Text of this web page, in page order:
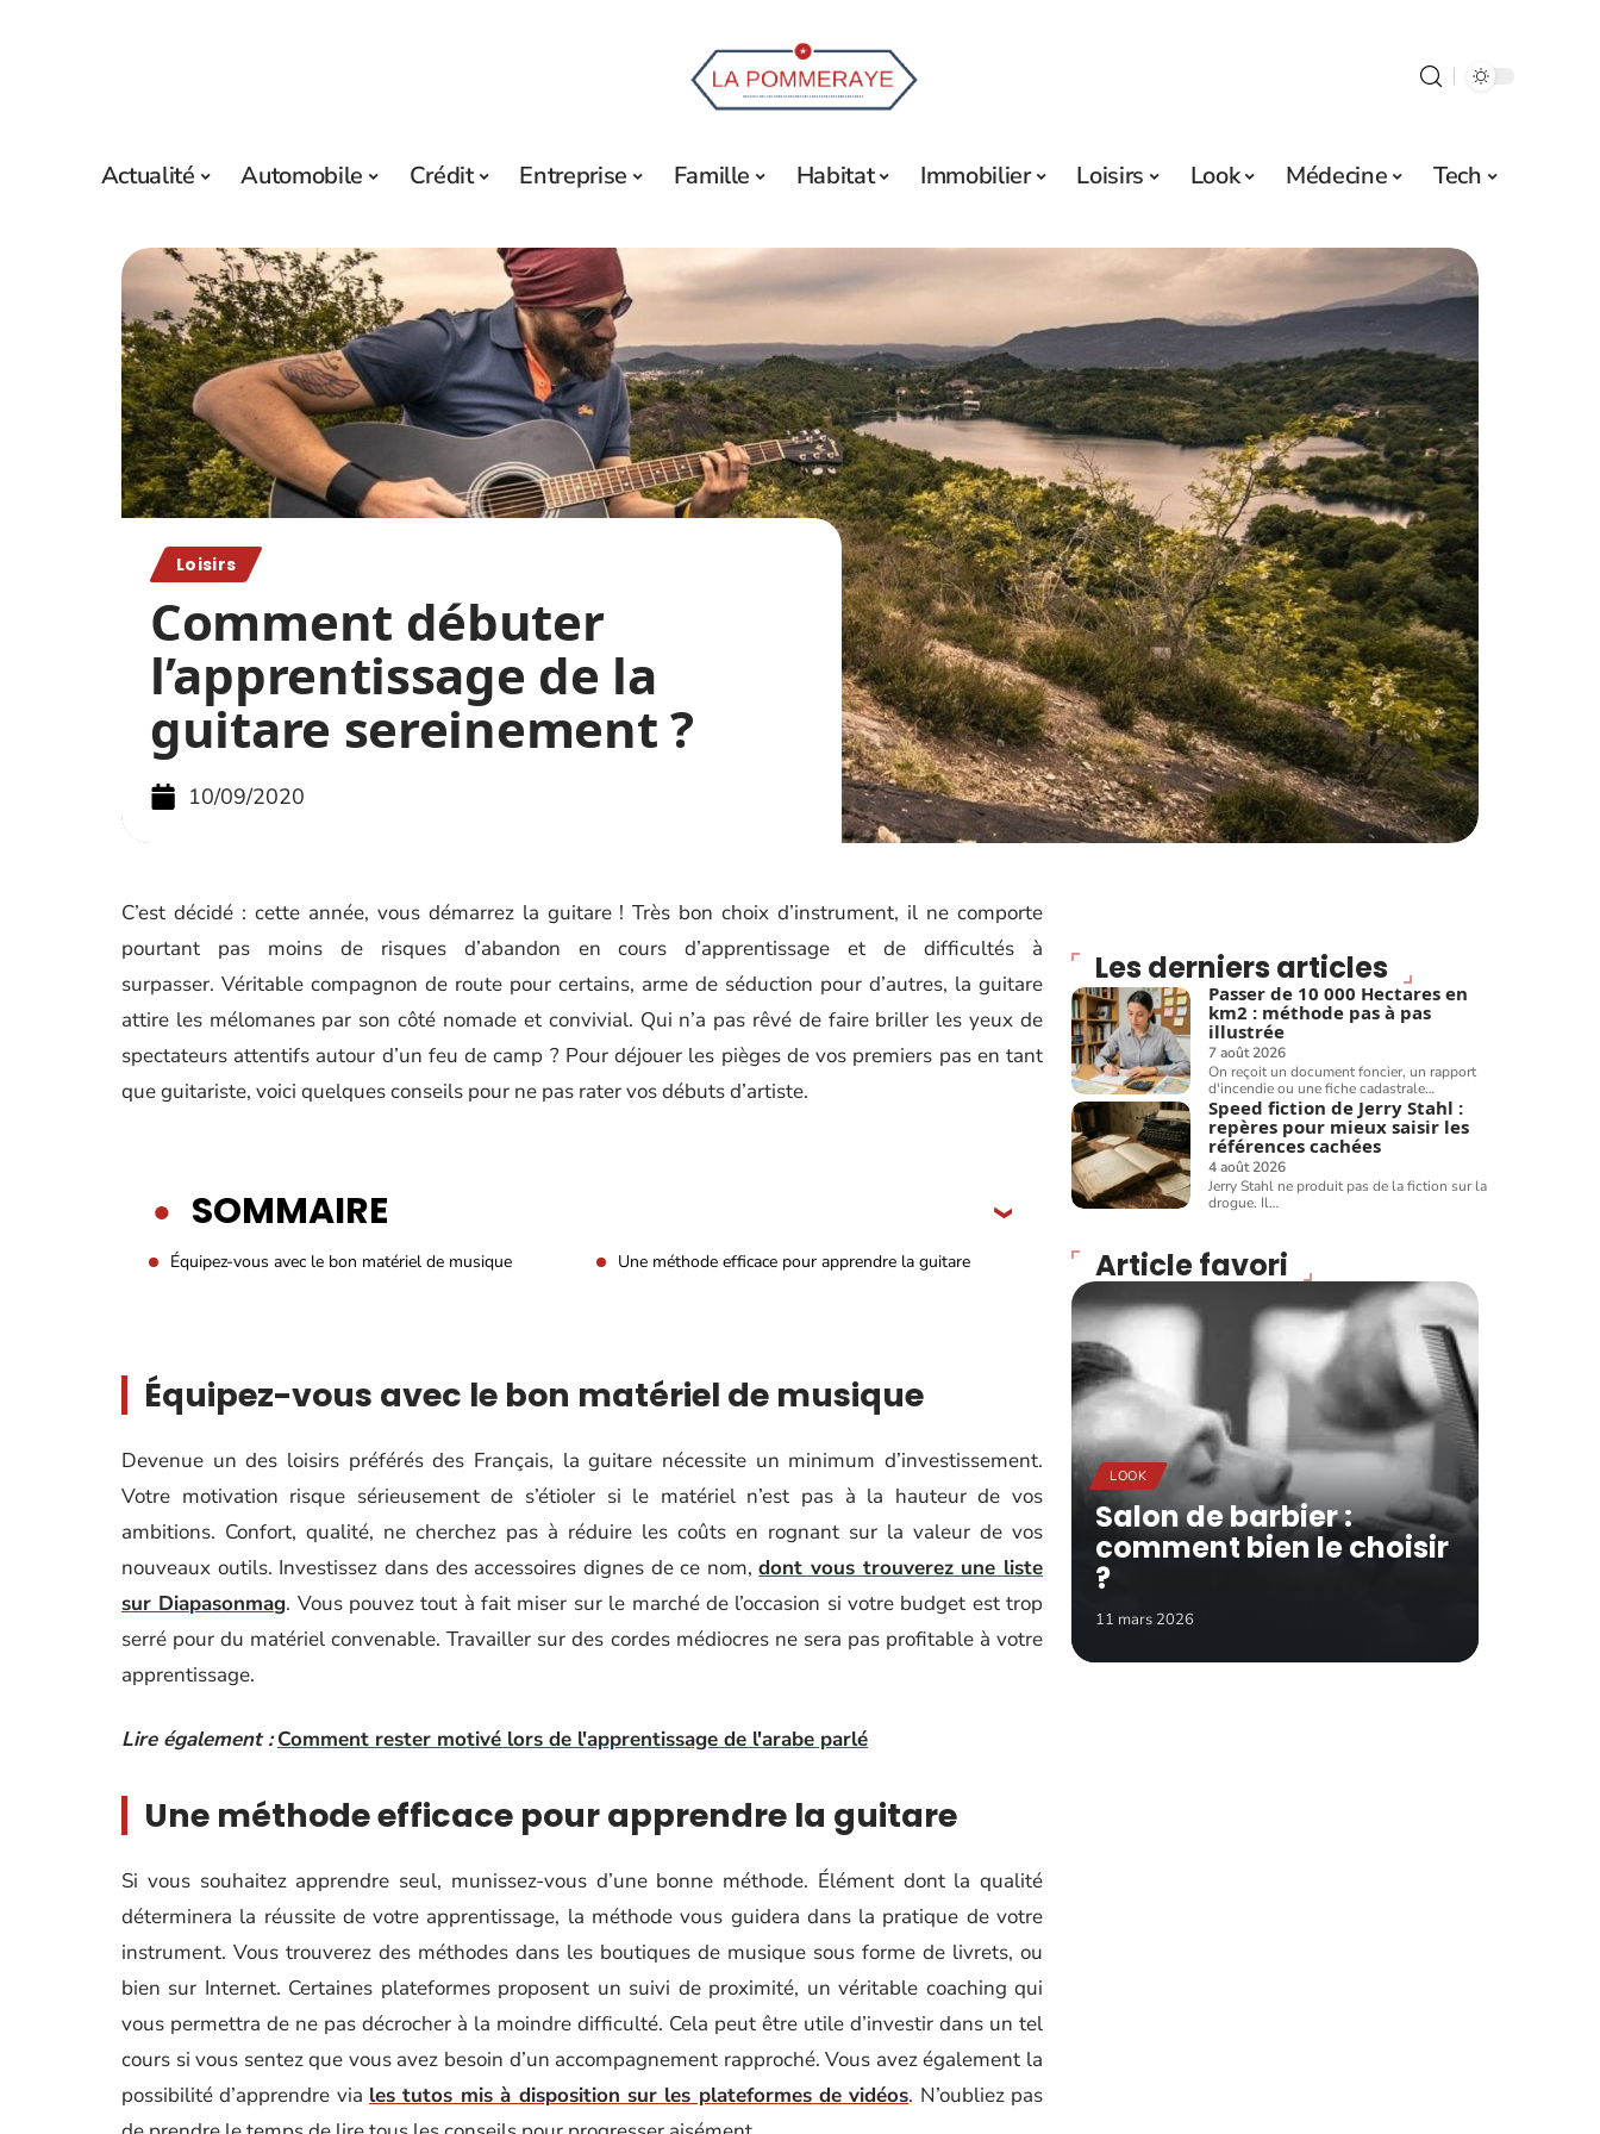
Actualité Automobile Crédit Entreprise Famille Habitat Immobilier Loisirs Look Médecine Tech
Loisirs
Comment débuter
l’apprentissage de la
guitare sereinement ?
10/09/2020
C’est décidé : cette année, vous démarrez la guitare ! Très bon choix d’instrument, il ne comporte
pourtant pas moins de risques d’abandon en cours d’apprentissage et de difficultés à
surpasser. Véritable compagnon de route pour certains, arme de séduction pour d’autres, la guitare
attire les mélomanes par son côté nomade et convivial. Qui n’a pas rêvé de faire briller les yeux de
spectateurs attentifs autour d’un feu de camp ? Pour déjouer les pièges de vos premiers pas en tant
que guitariste, voici quelques conseils pour ne pas rater vos débuts d’artiste.
SOMMAIRE
Équipez-vous avec le bon matériel de musique Une méthode efficace pour apprendre la guitare
Équipez-vous avec le bon matériel de musique
Devenue un des loisirs préférés des Français, la guitare nécessite un minimum d’investissement.
Votre motivation risque sérieusement de s’étioler si le matériel n’est pas à la hauteur de vos
ambitions. Confort, qualité, ne cherchez pas à réduire les coûts en rognant sur la valeur de vos
nouveaux outils. Investissez dans des accessoires dignes de ce nom,dont vous trouverez une liste
sur Diapasonmag. Vous pouvez tout à fait miser sur le marché de l’occasion si votre budget est trop
serré pour du matériel convenable. Travailler sur des cordes médiocres ne sera pas profitable à votre
apprentissage.
Lire également : Comment rester motivé lors de l'apprentissage de l'arabe parlé
Une méthode efficace pour apprendre la guitare
Si vous souhaitez apprendre seul, munissez-vous d’une bonne méthode. Élément dont la qualité
déterminera la réussite de votre apprentissage, la méthode vous guidera dans la pratique de votre
instrument. Vous trouverez des méthodes dans les boutiques de musique sous forme de livrets, ou
bien sur Internet. Certaines plateformes proposent un suivi de proximité, un véritable coaching qui
vous permettra de ne pas décrocher à la moindre difficulté. Cela peut être utile d’investir dans un tel
cours si vous sentez que vous avez besoin d’un accompagnement rapproché. Vous avez également la
possibilité d’apprendre via les tutos mis à disposition sur les plateformes de vidéos. N’oubliez pas
Les derniers articles
Passer de 10 000 Hectares en
km2 : méthode pas à pas
illustrée
7 août 2026
On reçoit un document foncier, un rapport
d'incendie ou une fiche cadastrale…
Speed fiction de Jerry Stahl :
repères pour mieux saisir les
références cachées
4 août 2026
Jerry Stahl ne produit pas de la fiction sur la
drogue. Il…
Article favori
LOOK
Salon de barbier :
comment bien le choisir
?
11 mars 2026